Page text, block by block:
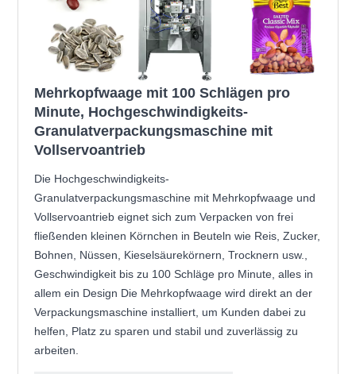
Mehrkopfwaage mit 100 Schlägen pro
Minute, Hochgeschwindigkeits-
Granulatverpackungsmaschine mit
Vollservoantrieb
Die Hochgeschwindigkeits-
Granulatverpackungsmaschine mit Mehrkopfwaage und
Vollservoantrieb eignet sich zum Verpacken von frei
fließenden kleinen Körnchen in Beuteln wie Reis, Zucker,
Bohnen, Nüssen, Kieselsäurekörnern, Trocknern usw.,
Geschwindigkeit bis zu 100 Schläge pro Minute, alles in
allem ein Design Die Mehrkopfwaage wird direkt an der
Verpackungsmaschine installiert, um Kunden dabei zu
helfen, Platz zu sparen und stabil und zuverlässig zu
arbeiten.